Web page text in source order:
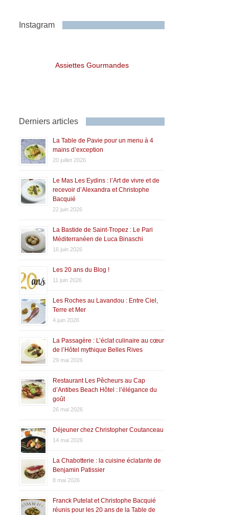
Instagram
Assiettes Gourmandes
Derniers articles
La Table de Pavie pour un menu à 4
mains d’exception
20 juillet 2026
Le Mas Les Eydins : l’Art de vivre et de
recevoir d’Alexandra et Christophe
Bacquié
22 juin 2026
La Bastide de Saint-Tropez : Le Pari
Méditerranéen de Luca Binaschi
16 juin 2026
Les 20 ans du Blog !
11 juin 2026
Les Roches au Lavandou : Entre Ciel,
Terre et Mer
4 juin 2026
La Passagère : L’éclat culinaire au cœur
de l’Hôtel mythique Belles Rives
29 mai 2026
Restaurant Les Pêcheurs au Cap
d’Antibes Beach Hôtel : l’élégance du
goût
26 mai 2026
Déjeuner chez Christopher Coutanceau
14 mai 2026
La Chabotterie : la cuisine éclatante de
Benjamin Patissier
8 mai 2026
Franck Putelat et Christophe Bacquié
réunis pour les 20 ans de la Table de